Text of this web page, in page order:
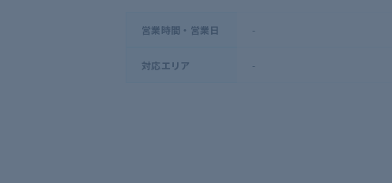
営業時間・営業日 -
対応エリア -